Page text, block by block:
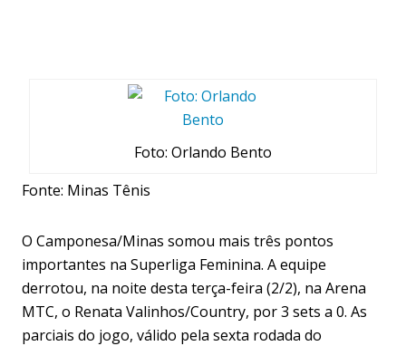
Foto: Orlando Bento
Fonte: Minas Tênis
O Camponesa/Minas somou mais três pontos
importantes na Superliga Feminina. A equipe
derrotou, na noite desta terça-feira (2/2), na Arena
MTC, o Renata Valinhos/Country, por 3 sets a 0. As
parciais do jogo, válido pela sexta rodada do